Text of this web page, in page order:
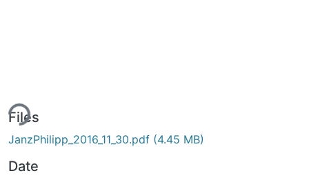
Files
JanzPhilipp_2016_11_30.pdf (4.45 MB)
Date